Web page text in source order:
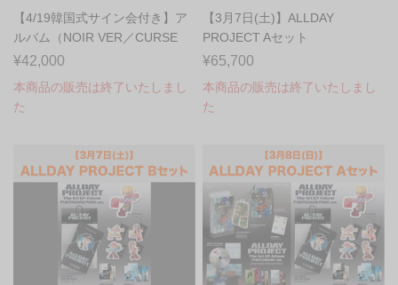
【4/19韓国式サイン会付き】ア
ルバム（NOIR VER／CURSE
VER）
¥42,000
本商品の販売は終了いたしまし
た
【3月7日(土)】ALLDAY
PROJECT Aセット
PHOTOBOOK v...
¥65,700
本商品の販売は終了いたしまし
た